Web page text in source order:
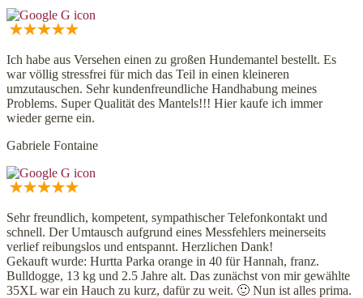
Ich habe aus Versehen einen zu großen Hundemantel bestellt. Es
war völlig stressfrei für mich das Teil in einen kleineren
umzutauschen. Sehr kundenfreundliche Handhabung meines
Problems. Super Qualität des Mantels!!! Hier kaufe ich immer
wieder gerne ein.
Gabriele Fontaine
Sehr freundlich, kompetent, sympathischer Telefonkontakt und
schnell. Der Umtausch aufgrund eines Messfehlers meinerseits
verlief reibungslos und entspannt. Herzlichen Dank!
Gekauft wurde: Hurtta Parka orange in 40 für Hannah, franz.
Bulldogge, 13 kg und 2.5 Jahre alt. Das zunächst von mir gewählte
35XL war ein Hauch zu kurz, dafür zu weit. 🙂 Nun ist alles prima.